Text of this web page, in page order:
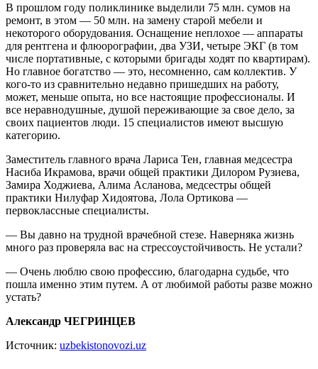
В прошлом году поликлинике выделили 75 млн. сумов на
ремонт, в этом — 50 млн. на замену старой мебели и
некоторого оборудования. Оснащение неплохое — аппараты
для рентгена и флюорографии, два УЗИ, четыре ЭКГ (в том
числе портативные, с которыми бригады ходят по квартирам).
Но главное богатство — это, несомненно, сам коллектив. У
кого-то из сравнительно недавно пришедших на работу,
может, меньше опыта, но все настоящие профессионалы. И
все неравнодушные, душой переживающие за свое дело, за
своих пациентов люди. 15 специалистов имеют высшую
категорию.
Заместитель главного врача Лариса Тен, главная медсестра
Насиба Икрамова, врачи общей практики Дилором ­Рузиева,
Замира Ходжиева, Алима ­Асланова, медсестры общей
практики ­Нилуфар Хидоятова, Лола Ортикова —
первоклассные специалисты.
— Вы давно на трудной врачебной стезе. Наверняка жизнь
много раз проверяла вас на стрессоустойчивость. Не устали?
— Очень люблю свою профессию, благодарна судьбе, что
пошла именно этим путем. А от любимой работы разве можно
устать?
Александр ЧЕГРИНЦЕВ
Источник: uzbekistonovozi.uz